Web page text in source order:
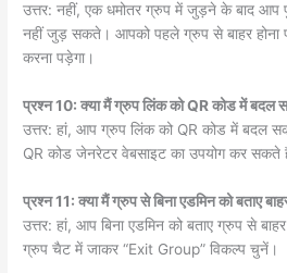
उत्तर: नहीं, एक धमोतर ग्रुप में जुड़ने के बाद आप
नहीं जुड़ सकते। आपको पहले ग्रुप से बाहर होना
करना पड़ेगा।
प्रश्न 10: क्या मैं ग्रुप लिंक को QR कोड में बदल
उत्तर: हां, आप ग्रुप लिंक को QR कोड में बदल
QR कोड जेनरेटर वेबसाइट का उपयोग कर सकते
प्रश्न 11: क्या मैं ग्रुप से बिना एडमिन को बताए
उत्तर: हां, आप बिना एडमिन को बताए ग्रुप से
ग्रुप चैट में जाकर “Exit Group” विकल्प चुनें।